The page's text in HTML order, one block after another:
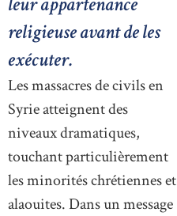
religieuse avant de les
exécuter.
Les massacres de civils en
Syrie atteignent des
niveaux dramatiques,
touchant particulièrement
les minorités chrétiennes et
alaouites. Dans un message